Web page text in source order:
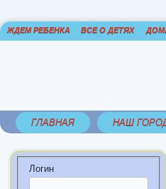
ЖДЕМ РЕБЕНКА ВСЕ О ДЕТЯХ
ГЛАВНАЯ НАШ
Логин